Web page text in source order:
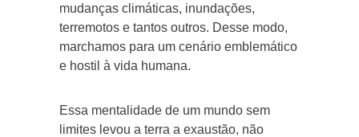
mudanças climáticas, inundações,
terremotos e tantos outros. Desse modo,
marchamos para um cenário emblemático
e hostil à vida humana.
Essa mentalidade de um mundo sem
limites levou a terra a exaustão, não